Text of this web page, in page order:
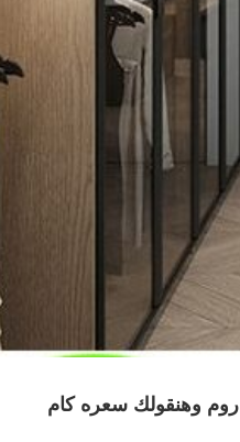
وهنقولك سعره كام